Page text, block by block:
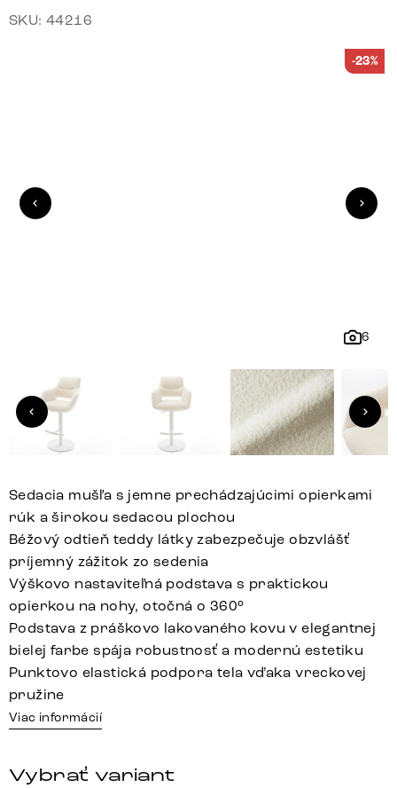
SKU: 44216
6
-23%
Sedacia mušľa s jemne prechádzajúcimi opierkami
rúk a širokou sedacou plochou
Béžový odtieň teddy látky zabezpečuje obzvlášť
príjemný zážitok zo sedenia
Výškovo nastaviteľná podstava s praktickou
opierkou na nohy, otočná o 360°
Podstava z práškovo lakovaného kovu v elegantnej
bielej farbe spája robustnosť a modernú estetiku
Punktovo elastická podpora tela vďaka vreckovej
pružine
Viac informácií
Vybrať variant